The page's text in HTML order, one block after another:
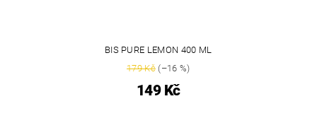
BIS PURE LEMON 400 ML
179 Kč(–16 %)
149 Kč